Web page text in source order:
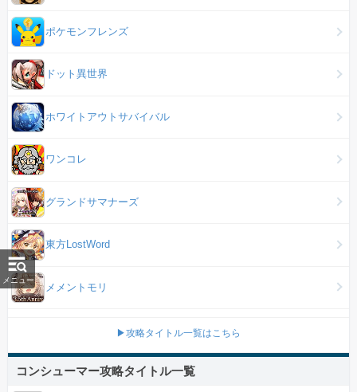
ポケモンフレンズ
ドット異世界
ホワイトアウトサバイバル
ワンコレ
グランドサマナーズ
東方LostWord
メメントモリ
▶攻略タイトル一覧はこちら
コンシューマー攻略タイトル一覧
メニュー